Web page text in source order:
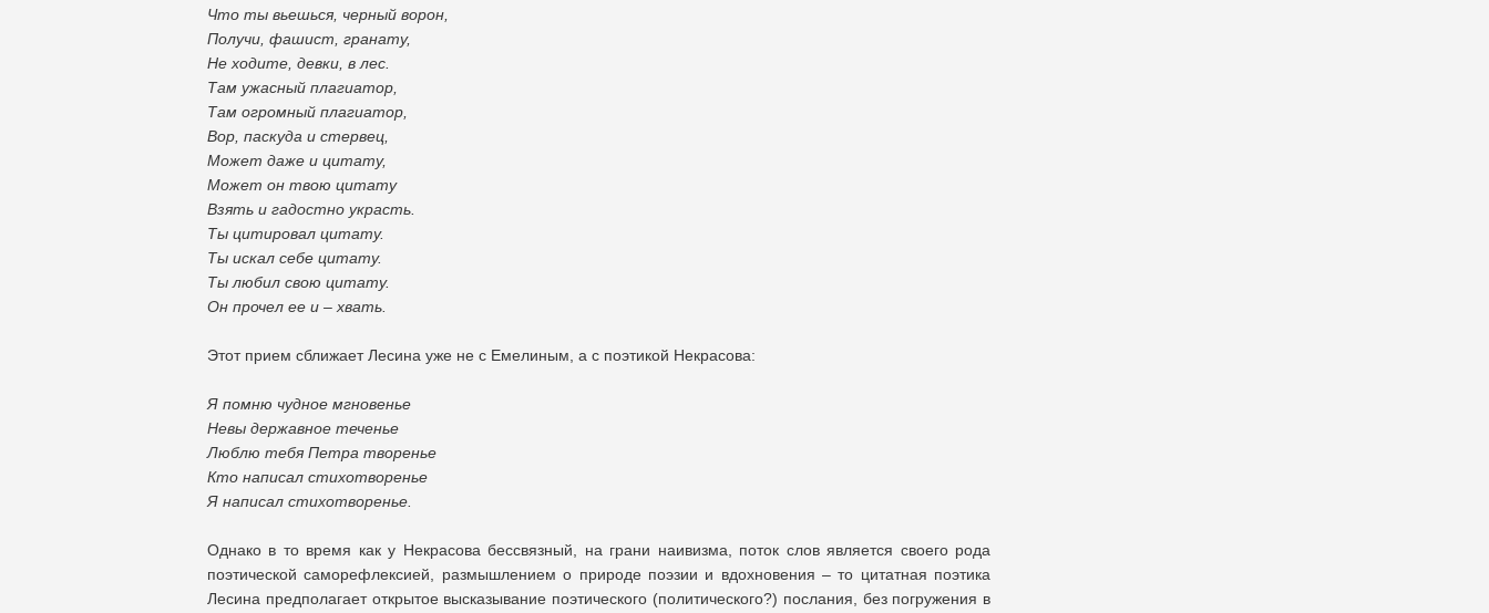
Что ты вьешься, черный ворон,
Получи, фашист, гранату,
Не ходите, девки, в лес.
Там ужасный плагиатор,
Там огромный плагиатор,
Вор, паскуда и стервец,
Может даже и цитату,
Может он твою цитату
Взять и гадостно украсть.
Ты цитировал цитату.
Ты искал себе цитату.
Ты любил свою цитату.
Он прочел ее и – хвать.
Этот прием сближает Лесина уже не с Емелиным, а с поэтикой Некрасова:
Я помню чудное мгновенье
Невы державное теченье
Люблю тебя Петра творенье
Кто написал стихотворенье
Я написал стихотворенье.
Однако в то время как у Некрасова бессвязный, на грани наивизма, поток слов является своего рода
поэтической саморефлексией, размышлением о природе поэзии и вдохновения – то цитатная поэтика
Лесина предполагает открытое высказывание поэтического (политического?) послания, без погружения в